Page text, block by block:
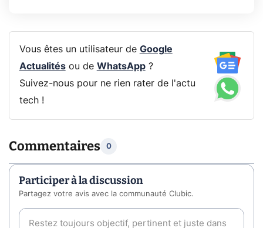
Vous êtes un utilisateur de Google
Actualitésou de WhatsApp?
Suivez-nous pour ne rien rater de l'actu
tech !
Commentaires 0
Participer à la discussion
Partagez votre avis avec la communauté Clubic.